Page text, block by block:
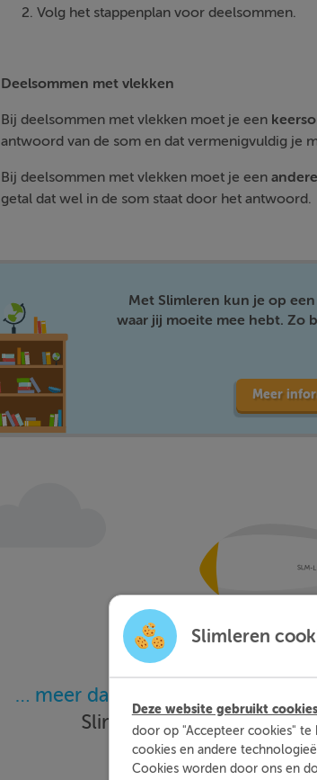
Volg het stappenplan voor deelsommen.
Deelsommen met vlekken
Bij deelsommen met vlekken moet je een
antwoord van de som en dat vermenigvuldig je
Bij deelsommen met vlekken moet je een andere
getal dat wel in de som staat door het antwoord.
Met Slimleren kun je op
waar jij moeite mee hebt. Zo
Meer
… meer dan 25.000 leerlingen met
Slimleren oefenen…
Slimleren
Deze website gebruikt cookies
door op "Accepteer cookies" te
cookies en andere
Cookies worden door ons en